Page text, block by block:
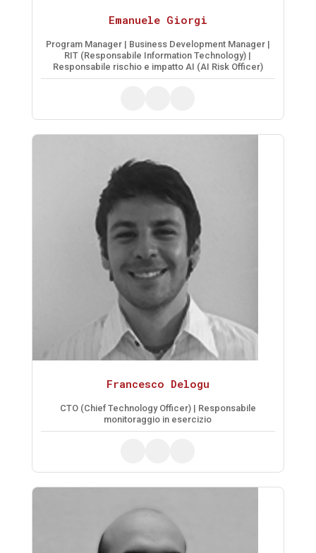
Emanuele Giorgi
Program Manager | Business Development Manager |
RIT (Responsabile Information Technology) |
Responsabile rischio e impatto AI (AI Risk Officer)
Francesco Delogu
CTO (Chief Technology Officer) | Responsabile
monitoraggio in esercizio